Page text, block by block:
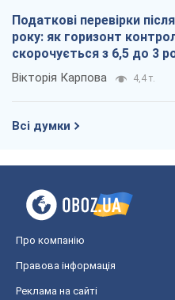
Податкові перевірки
року: як горизонт
скорочується з 6,5 до 3
Вікторія Карпова 4,4 т.
Всі думки
Про компанію
Правова інформація
Реклама на сайті